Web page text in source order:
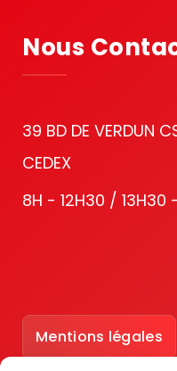
Nous
39 BD DE VERDUN
CEDEX
8H - 12H30 / 13H30
Mentions légales